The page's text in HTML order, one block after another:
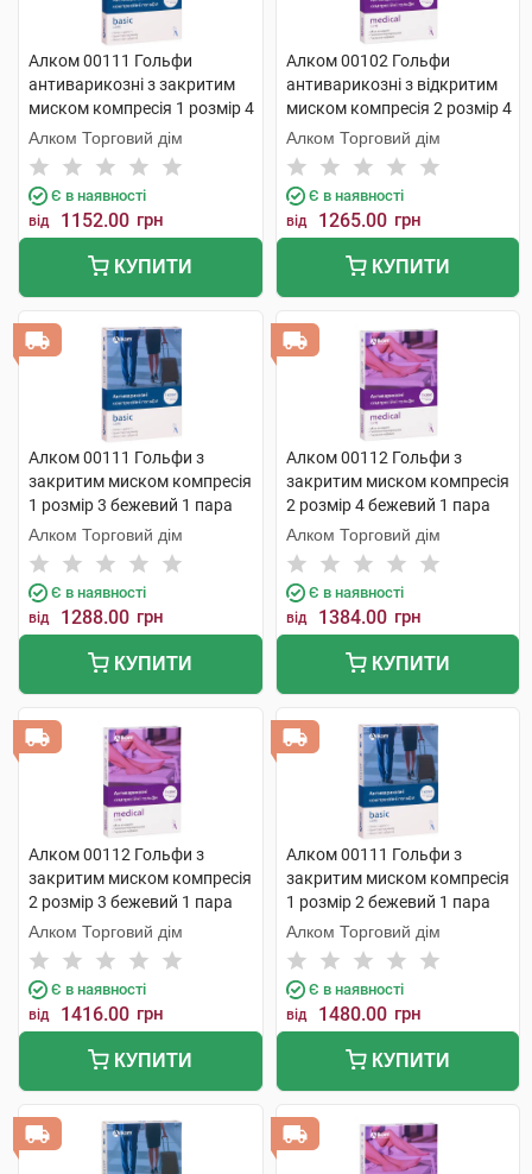
Алком 00111 Гольфи
антиварикозні з закритим
миском компресія 1 розмір 4
бежевий 1 пара
Алком Торговий дім
Є в наявності
від 1152.00 грн
КУПИТИ
Алком 00102 Гольфи
антиварикозні з відкритим
миском компресія 2 розмір 4
бежевий 1 пара
Алком Торговий дім
Є в наявності
від 1265.00 грн
КУПИТИ
Алком 00111 Гольфи з
закритим миском компресія
1 розмір 3 бежевий 1 пара
Алком Торговий дім
Є в наявності
від 1288.00 грн
КУПИТИ
Алком 00112 Гольфи з
закритим миском компресія
2 розмір 4 бежевий 1 пара
Алком Торговий дім
Є в наявності
від 1384.00 грн
КУПИТИ
Алком 00112 Гольфи з
закритим миском компресія
2 розмір 3 бежевий 1 пара
Алком Торговий дім
Є в наявності
від 1416.00 грн
КУПИТИ
Алком 00111 Гольфи з
закритим миском компресія
1 розмір 2 бежевий 1 пара
Алком Торговий дім
Є в наявності
від 1480.00 грн
КУПИТИ